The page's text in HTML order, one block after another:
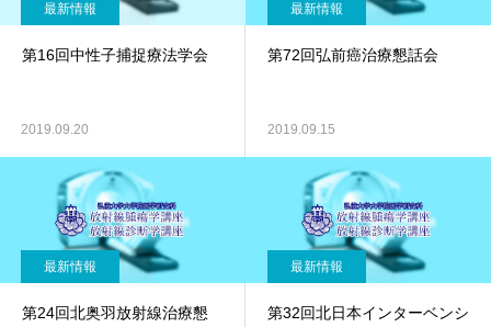
最新情報
第16回中性子捕捉療法学会
2019.09.20
最新情報
第72回弘前癌治療懇話会
2019.09.15
最新情報
第24回北奥羽放射線治療懇
最新情報
第32回北日本インターベンシ